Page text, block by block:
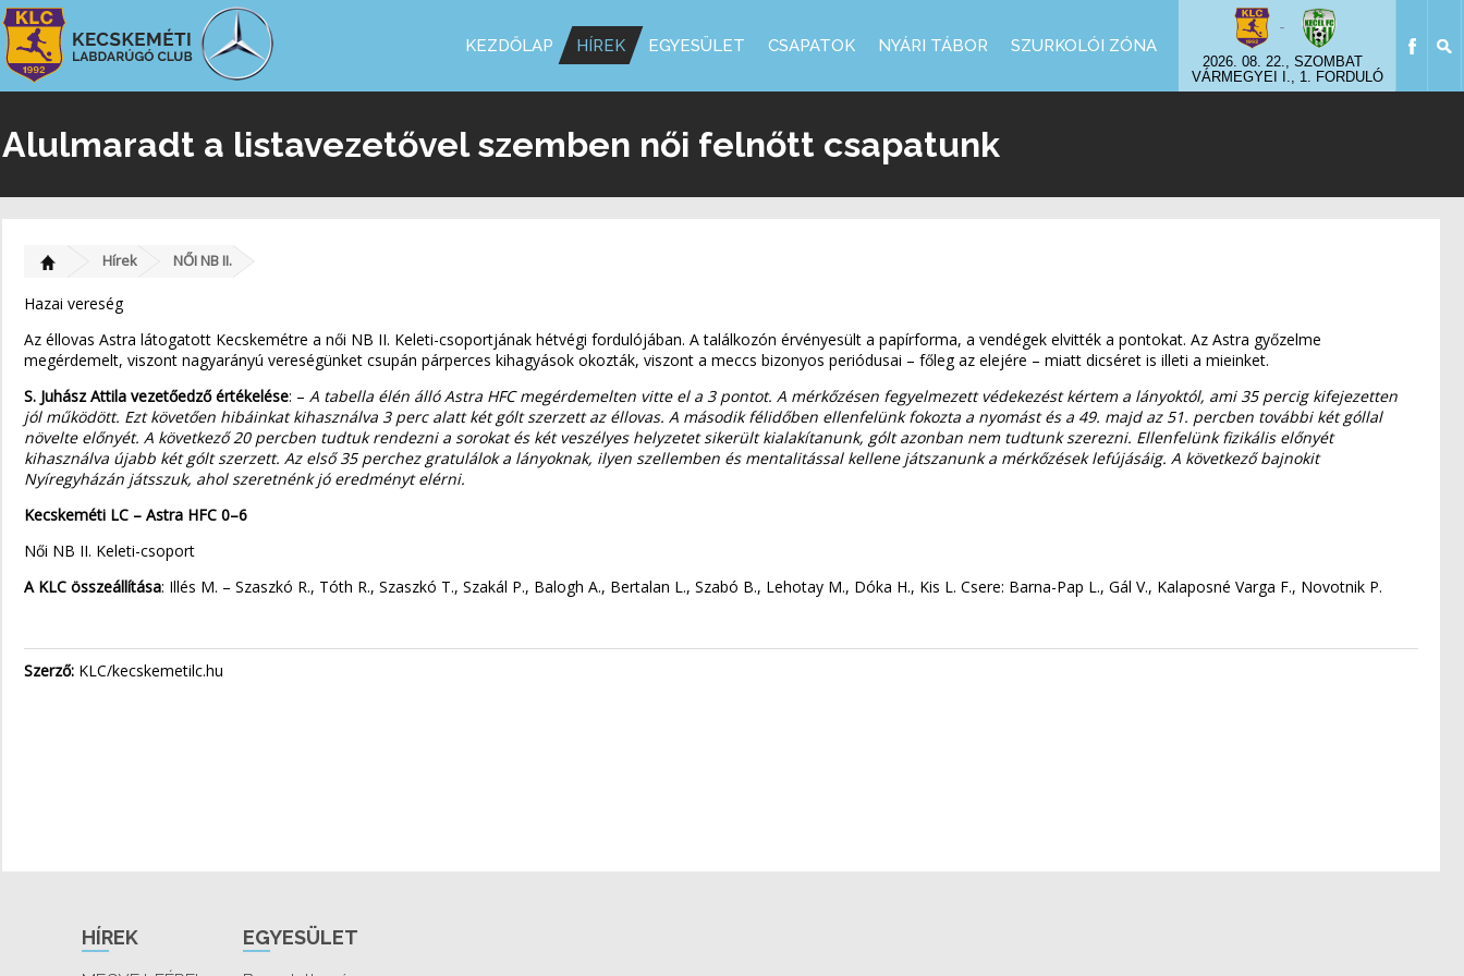
-
2026. 08. 22., SZOMBAT
VÁRMEGYEI I., 1. FORDULÓ
KEZDŐLAP HÍREK EGYESÜLET CSAPATOK NYÁRI TÁBOR SZURKOLÓI ZÓNA
Alulmaradt a listavezetővel szemben női felnőtt csapatunk
Hírek NŐI NB II.
Hazai vereség
Az éllovas Astra látogatott Kecskemétre a női NB II. Keleti-csoportjának hétvégi fordulójában. A találkozón érvényesült a papírforma, a vendégek elvitték a pontokat. Az Astra győzelme
megérdemelt, viszont nagyarányú vereségünket csupán párperces kihagyások okozták, viszont a meccs bizonyos periódusai – főleg az elejére – miatt dicséret is illeti a mieinket.
S. Juhász Attila vezetőedző értékelése: – A tabella élén álló Astra HFC megérdemelten vitte el a 3 pontot. A mérkőzésen fegyelmezett védekezést kértem a lányoktól, ami 35 percig kifejezetten
jól működött. Ezt követően hibáinkat kihasználva 3 perc alatt két gólt szerzett az éllovas. A második félidőben ellenfelünk fokozta a nyomást és a 49. majd az 51. percben további két góllal
növelte előnyét. A következő 20 percben tudtuk rendezni a sorokat és két veszélyes helyzetet sikerült kialakítanunk, gólt azonban nem tudtunk szerezni. Ellenfelünk fizikális előnyét
kihasználva újabb két gólt szerzett. Az első 35 perchez gratulálok a lányoknak, ilyen szellemben és mentalitással kellene játszanunk a mérkőzések lefújásáig. A következő bajnokit
Nyíregyházán játsszuk, ahol szeretnénk jó eredményt elérni.
Kecskeméti LC – Astra HFC 0–6
Női NB II. Keleti-csoport
A KLC összeállítása: Illés M. – Szaszkó R., Tóth R., Szaszkó T., Szakál P., Balogh A., Bertalan L., Szabó B., Lehotay M., Dóka H., Kis L. Csere: Barna-Pap L., Gál V., Kalaposné Varga F., Novotnik P.
Szerző: KLC/kecskemetilc.hu
HÍREK EGYESÜLET